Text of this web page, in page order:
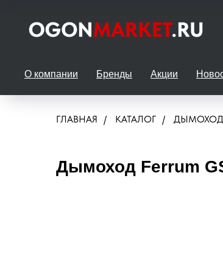
О компании Бренды Акции
ГЛАВНАЯ / КАТАЛОГ /
Дымоход Ferrum